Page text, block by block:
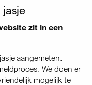
jasje
zit in een
aangemeten.
We doen er
mogelijk te